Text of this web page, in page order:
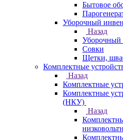
Бытовое
Уборочный
Назад
Уборочный
Совки
Щетки,
Комплектные
Назад
Комплектные
Комплектные
(НКУ)
Назад